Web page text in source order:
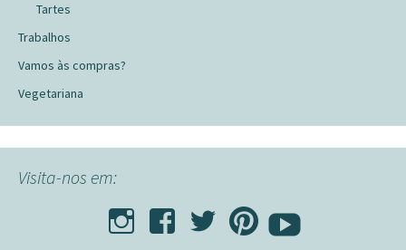
Tartes
Trabalhos
Vamos às compras?
Vegetariana
Visita-nos em: